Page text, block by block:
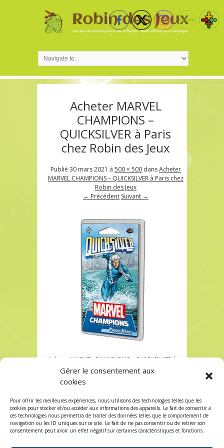
Gérer le consentement aux
cookies
Pour offrir les meilleures expériences, nous utilisons des technologies telles que les
cookies pour stocker et/ou accéder aux informations des appareils. Le fait de consentir à
ces technologies nous permettra de traiter des données telles que le comportement de
navigation ou les ID uniques sur ce site. Le fait de ne pas consentir ou de retirer son
consentement peut avoir un effet négatif sur certaines caractéristiques et fonctions.
Acheter MARVEL
CHAMPIONS –
QUICKSILVER à Paris
chez Robin des Jeux
Publié 30 mars 2021 à 500 × 500dansAcheter
MARVEL CHAMPIONS – QUICKSILVER à Paris chez
Robin des Jeux
← Précédent Suivant →
Acheter MARVEL CHAMPIONS – QUICKSILVER à
Paris chez Robin des Jeux
Acheter MARVEL CHAMPIONS – QUICKSILVER à
Les commentaires et les trackbacks sont
fermés.